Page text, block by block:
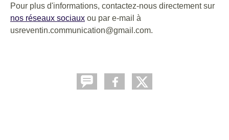
Pour plus d'informations, contactez-nous directement sur
nos réseaux sociaux ou par e-mail à
usreventin.communication@gmail.com.